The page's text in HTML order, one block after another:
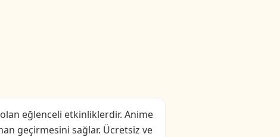
olan eğlenceli etkinliklerdir. Anime
geçirmesini sağlar. Ücretsiz ve